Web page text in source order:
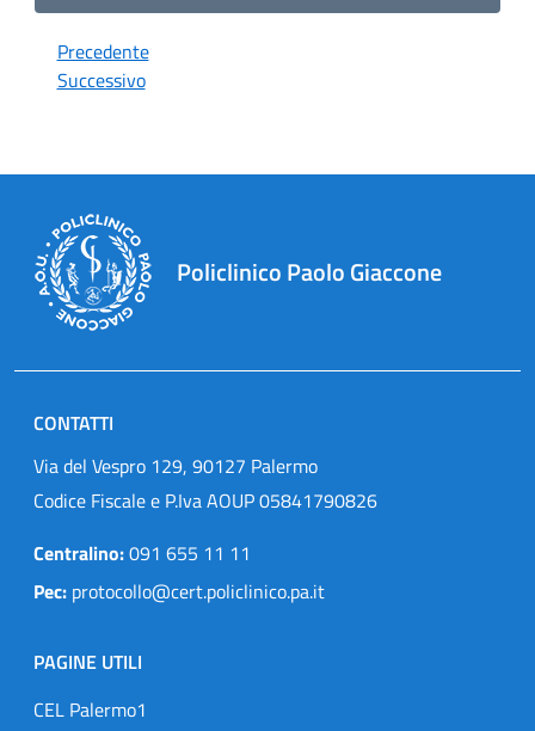
Precedente
Successivo
Policlinico Paolo Giaccone
CONTATTI
Via del Vespro 129, 90127 Palermo
Codice Fiscale e P.Iva AOUP 05841790826
Centralino:091 655 11 11
Pec: protocollo@cert.policlinico.pa.it
PAGINE UTILI
CEL Palermo1